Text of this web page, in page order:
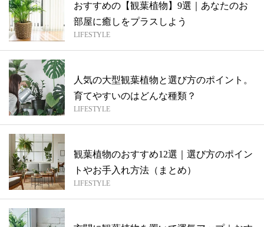
おすすめの【観葉植物】9選｜あなたのお
部屋に癒しをプラスしよう
LIFESTYLE
人気の大型観葉植物と選び方のポイント。
育てやすいのはどんな種類？
LIFESTYLE
観葉植物のおすすめ12選｜選び方のポイン
トやお手入れ方法（まとめ）
LIFESTYLE